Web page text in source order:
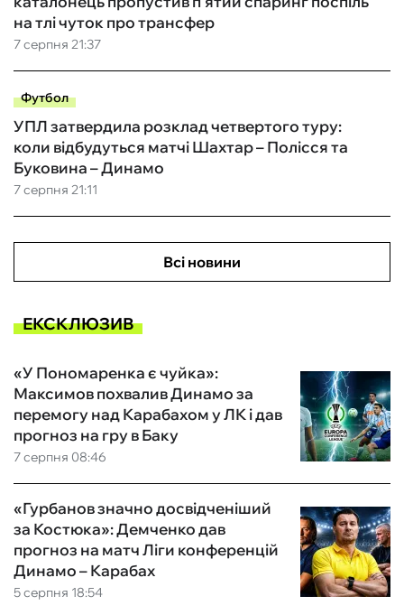
7 серпня 21:37
на тлі чуток про трансфер
Футбол
7 серпня 21:11
УПЛ затвердила розклад четвертого туру:
коли відбудуться матчі Шахтар – Полісся та
Буковина – Динамо
Всі новини
ЕКСКЛЮЗИВ
7 серпня 08:46
«У Пономаренка є чуйка»:
Максимов похвалив Динамо за
перемогу над Карабахом у ЛК і дав
прогноз на гру в Баку
5 серпня 18:54
«Гурбанов значно досвідченіший
за Костюка»: Демченко дав
прогноз на матч Ліги конференцій
Динамо – Карабах